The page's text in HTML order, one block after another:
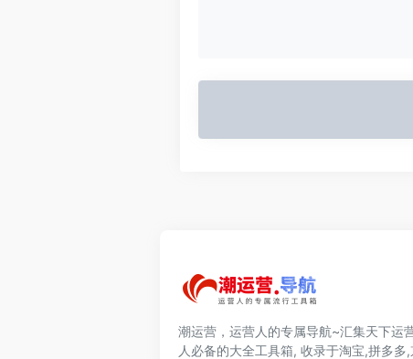
潮运营，运营人的专属导航~汇集天下运
人必备的大全工具箱, 收录于淘宝,拼多多